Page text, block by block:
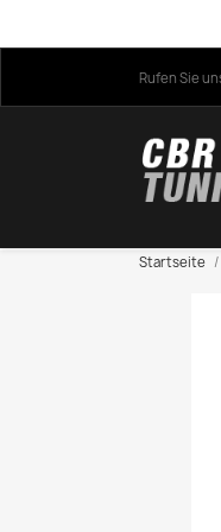
Rufen Sie
Startseite